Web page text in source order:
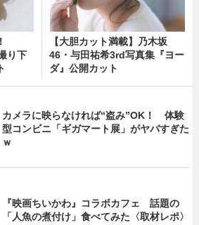
り下
【大胆カット満載】乃木坂
46・与田祐希3rd写真集『ヨー
ダ』公開カット
カメラに映らなければ“盗み”OK！ 体験
型コンビニ「ギガマート展」がヤバすぎた
ｗ
『映画ちいかわ』コラボカフェ 話題の
「人魚の煮付け」食べてみた〈取材レポ〉